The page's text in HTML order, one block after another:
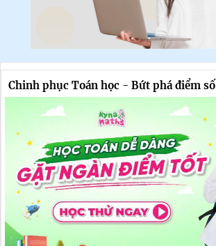
Chinh phục Toán học - Bứt phá điểm số